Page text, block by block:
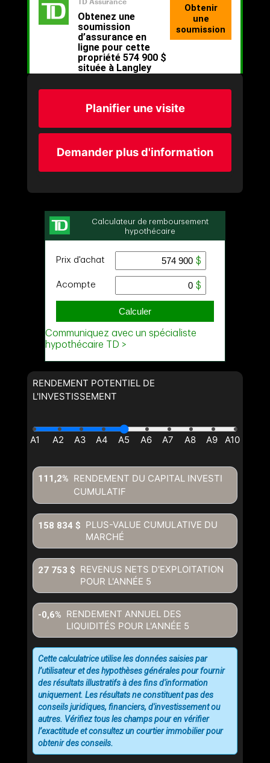
Planifier une visite
Demander plus d'information
RENDEMENT POTENTIEL DE
L'INVESTISSEMENT
RENDEMENT DU CAPITAL INVESTI
CUMULATIF
111,2%
PLUS-VALUE CUMULATIVE DU
MARCHÉ
158 834 $
REVENUS NETS D'EXPLOITATION
POUR L'ANNÉE 5
27 753 $
RENDEMENT ANNUEL DES
LIQUIDITÉS POUR L'ANNÉE 5
-0,6%
Cette calculatrice utilise les données saisies par
l’utilisateur et des hypothèses générales pour fournir
des résultats illustratifs à des fins d'information
uniquement. Les résultats ne constituent pas des
conseils juridiques, financiers, d'investissement ou
autres. Vérifiez tous les champs pour en vérifier
l’exactitude et consultez un courtier immobilier pour
obtenir des conseils.